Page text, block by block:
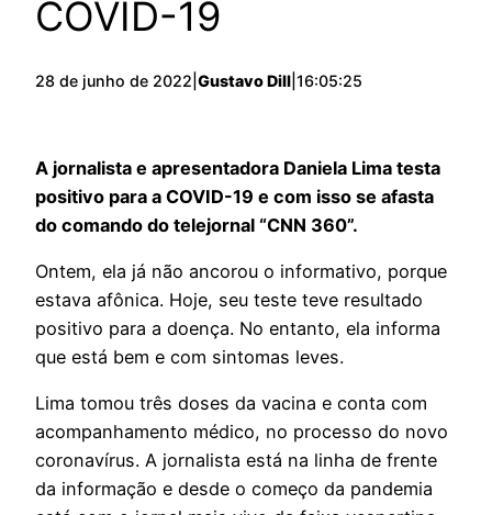
COVID-19
28 de junho de 2022 Gustavo Dill 16:05:25
A jornalista e apresentadora Daniela Lima testa
positivo para a COVID-19 e com isso se afasta
do comando do telejornal “CNN 360”.
Ontem, ela já não ancorou o informativo, porque
estava afônica. Hoje, seu teste teve resultado
positivo para a doença. No entanto, ela informa
que está bem e com sintomas leves.
Lima tomou três doses da vacina e conta com
acompanhamento médico, no processo do novo
coronavírus. A jornalista está na linha de frente
da informação e desde o começo da pandemia